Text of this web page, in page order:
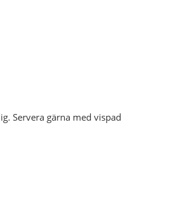
Servera gärna med vispad